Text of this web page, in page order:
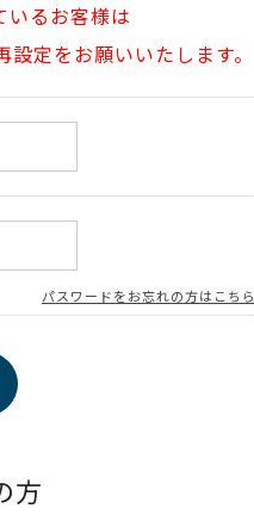
るお客様は
定をお願いいたします。
パスワードをお忘れの方はこちら
方